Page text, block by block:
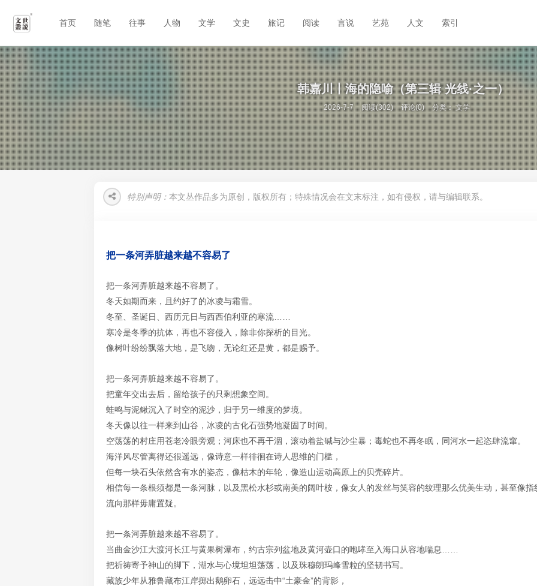
首页 随笔 往事 人物 文学 文史 旅记 阅读 言说 艺苑 人文 索引
韩嘉川丨海的隐喻（第三辑 光线·之一）
2026-7-7 阅读(302) 评论(0) 分类：文学
特别声明： 本文丛作品多为原创，版权所有；特殊情况会在文末标注，如有侵权，请与编辑联系。
把一条河弄脏越来越不容易了
把一条河弄脏越来越不容易了。
冬天如期而来，且约好了的冰凌与霜雪。
冬至、圣诞日、西历元日与西西伯利亚的寒流……
寒冷是冬季的抗体，再也不容侵入，除非你探析的目光。
像树叶纷纷飘落大地，是飞吻，无论红还是黄，都是赐予。
把一条河弄脏越来越不容易了。
把童年交出去后，留给孩子的只剩想象空间。
蛙鸣与泥鳅沉入了时空的泥沙，归于另一维度的梦境。
冬天像以往一样来到山谷，冰凌的古化石强势地凝固了时间。
空荡荡的村庄用苍老冷眼旁观；河床也不再干涸，滚动着盐碱与沙尘暴；毒蛇也不再冬眠，同河水一起恣肆流窜。
海洋风尽管离得还很遥远，像诗意一样徘徊在诗人思维的门槛，
但每一块石头依然含有水的姿态，像枯木的年轮，像造山运动高原上的贝壳碎片。
相信每一条根须都是一条河脉，以及黑松水杉或南美的阔叶桉，像女人的发丝与笑容的纹理那么优美生动，甚至像指
流向那样毋庸置疑。
把一条河弄脏越来越不容易了。
当曲金沙江大渡河长江与黄果树瀑布，约古宗列盆地及黄河壶口的咆哮至入海口从容地喘息……
把祈祷寄予神山的脚下，湖水与心境坦坦荡荡，以及珠穆朗玛峰雪粒的坚韧书写。
藏族少年从雅鲁藏布江岸掷出鹅卵石，远远击中“土豪金”的背影，